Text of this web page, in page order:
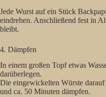
Jede Wurst auf ein Stück
eindrehen. Anschließend fest in
bleibt.
4. Dämpfen
In einem großen Topf etwas
darüberlegen.
Die eingewickelten Würste
und ca. 50 Minuten dämpfen.